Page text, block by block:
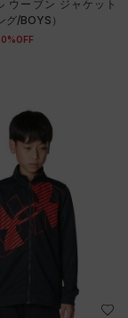
ウーブン ジャケット
グ/BOYS）